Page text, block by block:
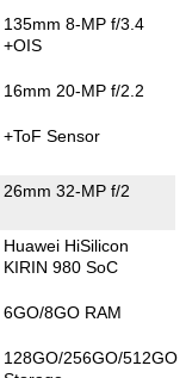
135mm 8-MP f/3.4
+OIS
16mm 20-MP f/2.2
+ToF Sensor
26mm 32-MP f/2
Huawei HiSilicon
KIRIN 980 SoC
6GO/8GO RAM
128GO/256GO/512GO